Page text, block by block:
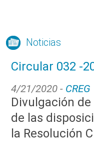
Noticias
Circular 032 -
4/21/2020 - CREG
Divulgación
de las
la Resolución